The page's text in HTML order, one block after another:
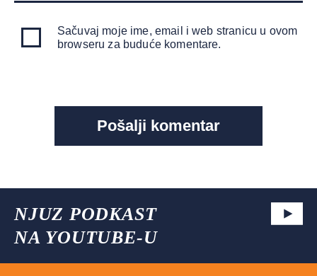
Sačuvaj moje ime, email i web stranicu u ovom
browseru za buduće komentare.
NJUZ PODKAST
NA YOUTUBE-U